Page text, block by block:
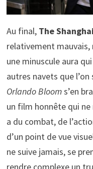
Au final, The
relativement
une minuscule aura
autres navets que
Orlando Blooms’en
un film honnête qui ne
a du combat, de
d’un point de vue
ne suive jamais, se
rendre complexe un